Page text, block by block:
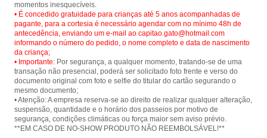
• É concedido gratuidade para crianças até 5 anos acompanhadas de
pagante, para a cortesia é necessário agendar com no mínimo 48h de
antecedência, enviando um e-mail ao capitao.gato@hotmail.com
informando o número do pedido, o nome completo e data de nascimento
da criança;
• Importante: Por segurança, a qualquer momento, tratando-se de uma
transação não presencial, poderá ser solicitado foto frente e verso do
documento original com foto e selfie do titular do cartão segurando o
mesmo documento;
• Atenção: A empresa reserva-se ao direito de realizar qualquer alteração,
suspensão, quantidade e o horário dos passeios por motivo de
segurança, condições climáticas ou força maior sem aviso prévio.
**EM CASO DE NO-SHOW PRODUTO NÃO REEMBOLSÁVEL!**